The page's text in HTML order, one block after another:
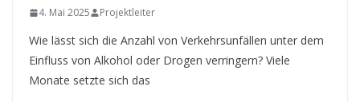
4. Mai 2025 Projektleiter
Wie lässt sich die Anzahl von Verkehrsunfällen unter dem
Einfluss von Alkohol oder Drogen verringern? Viele
Monate setzte sich das